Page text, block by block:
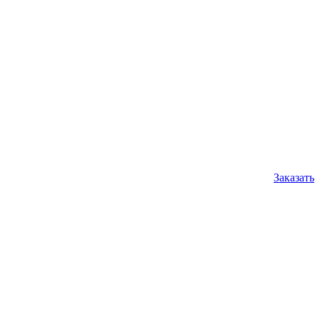
Заказать